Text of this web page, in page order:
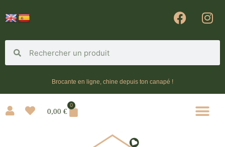
Brocante en ligne, chine depuis ton canapé !
0,00 €
0